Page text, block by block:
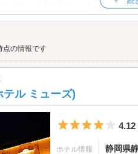
」では、マグロをはじめとした新鮮な
壁風の遊歩道からは、美しい富士山と
の聖地でもあるこの公園には、ハート
らした2人はより幸せになれるのだと
の松原」まで足を伸ばしてみてくださ
絶景は、一見の価値ありです。清水の
は、「鳥坂インターチェンジ」周辺に
ービスが充実したホテルもあるので、
の情報です
ル ミューズ)
5つ
4.12
ホテル情報
静岡県